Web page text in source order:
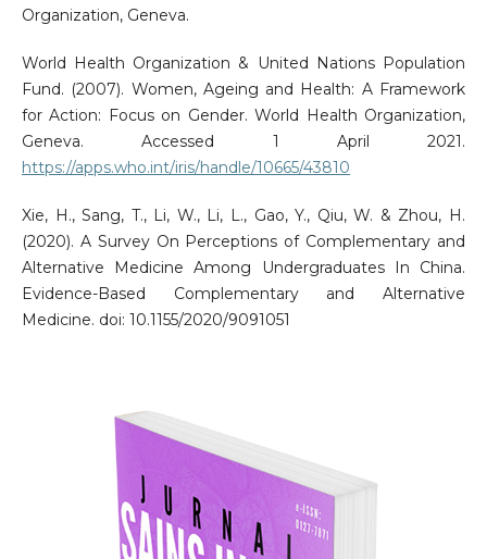
Organization, Geneva.
World Health Organization & United Nations Population
Fund. (2007). Women, Ageing and Health: A Framework
for Action: Focus on Gender. World Health Organization,
Geneva. Accessed 1 April 2021.
https://apps.who.int/iris/handle/10665/43810
Xie, H., Sang, T., Li, W., Li, L., Gao, Y., Qiu, W. & Zhou, H.
(2020). A Survey On Perceptions of Complementary and
Alternative Medicine Among Undergraduates In China.
Evidence-Based Complementary and Alternative
Medicine. doi: 10.1155/2020/9091051